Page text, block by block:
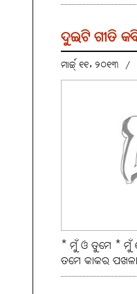
ଦୁଇଟି ଗୀତି
ମାର୍ଚ୍ଚ୍ ୧୧, ୨୦୧୩ /
* ମୁଁ ଓ ତୁମେ * ମୁଁ
ତମେ କାକର